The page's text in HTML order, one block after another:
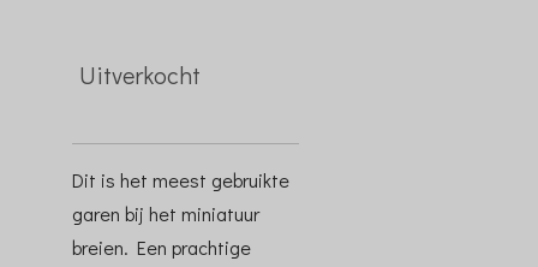
Uitverkocht
Dit is het meest gebruikte
garen bij het miniatuur
breien. Een prachtige